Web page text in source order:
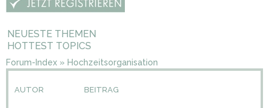
NEUESTE THEMEN
HOTTEST TOPICS
Forum-Index » Hochzeitsorganisation
AUTOR BEITRAG